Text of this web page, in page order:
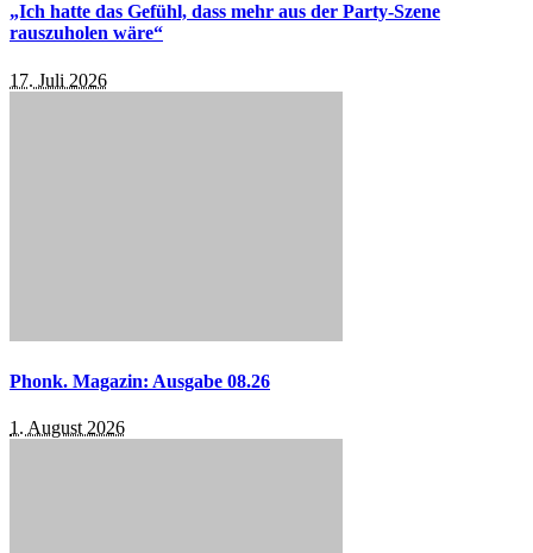
„Ich hatte das Gefühl, dass mehr aus der Party-Szene
rauszuholen wäre“
17. Juli 2026
Phonk. Magazin: Ausgabe 08.26
1. August 2026